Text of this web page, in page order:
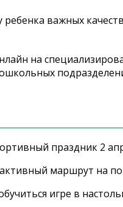
важных
на
праздник 2
маршрут на
игре в